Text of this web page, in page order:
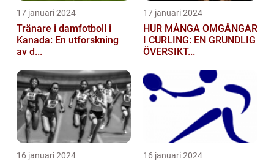
17 januari 2024
Tränare i damfotboll i
Kanada: En utforskning
av d...
17 januari 2024
HUR MÅNGA OMGÅNGAR
I CURLING: EN GRUNDLIG
ÖVERSIKT...
16 januari 2024 16 januari 2024